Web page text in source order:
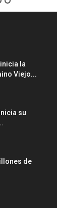
la
Viejo...
su
de